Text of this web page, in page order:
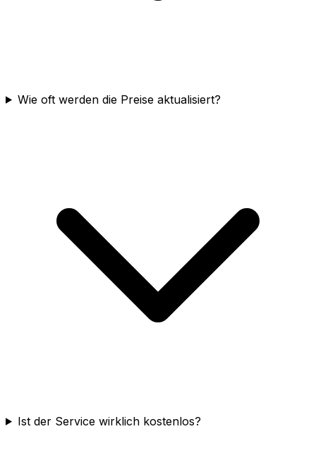
Wie oft werden die Preise aktualisiert?
Ist der Service wirklich kostenlos?